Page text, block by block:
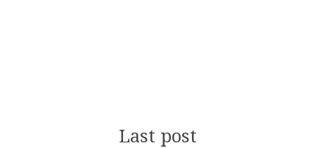
Last post